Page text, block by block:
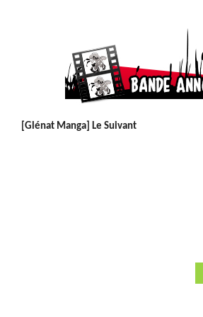
[Glénat Manga] Le Suivant